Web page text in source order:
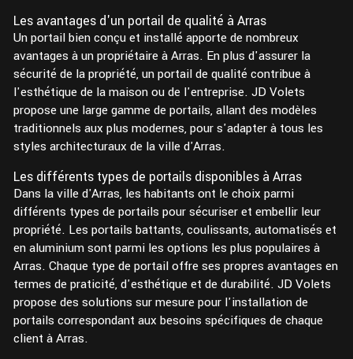
Les avantages d'un portail de qualité à Arras
Un portail bien conçu et installé apporte de nombreux
avantages à un propriétaire à Arras. En plus d'assurer la
sécurité de la propriété, un portail de qualité contribue à
l'esthétique de la maison ou de l'entreprise. JD Volets
propose une large gamme de portails, allant des modèles
traditionnels aux plus modernes, pour s'adapter à tous les
styles architecturaux de la ville d'Arras.
Les différents types de portails disponibles à Arras
Dans la ville d'Arras, les habitants ont le choix parmi
différents types de portails pour sécuriser et embellir leur
propriété. Les portails battants, coulissants, automatisés et
en aluminium sont parmi les options les plus populaires à
Arras. Chaque type de portail offre ses propres avantages en
termes de praticité, d'esthétique et de durabilité. JD Volets
propose des solutions sur mesure pour l'installation de
portails correspondant aux besoins spécifiques de chaque
client à Arras.